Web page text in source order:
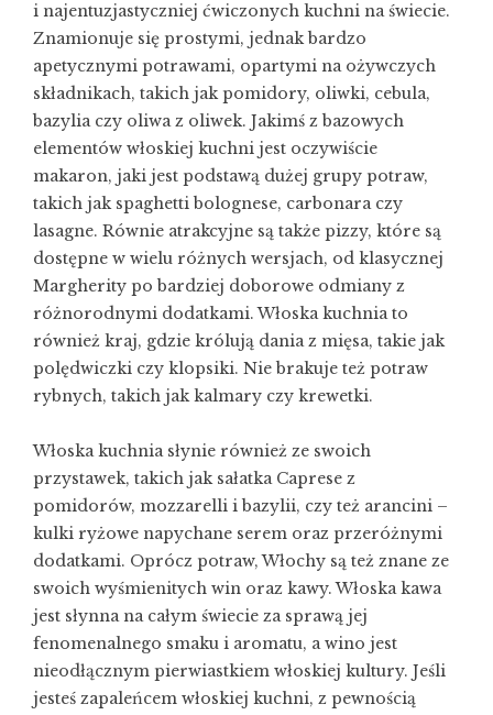
i najentuzjastyczniej ćwiczonych kuchni na świecie.
Znamionuje się prostymi, jednak bardzo
apetycznymi potrawami, opartymi na ożywczych
składnikach, takich jak pomidory, oliwki, cebula,
bazylia czy oliwa z oliwek. Jakimś z bazowych
elementów włoskiej kuchni jest oczywiście
makaron, jaki jest podstawą dużej grupy potraw,
takich jak spaghetti bolognese, carbonara czy
lasagne. Równie atrakcyjne są także pizzy, które są
dostępne w wielu różnych wersjach, od klasycznej
Margherity po bardziej doborowe odmiany z
różnorodnymi dodatkami. Włoska kuchnia to
również kraj, gdzie królują dania z mięsa, takie jak
polędwiczki czy klopsiki. Nie brakuje też potraw
rybnych, takich jak kalmary czy krewetki.
Włoska kuchnia słynie również ze swoich
przystawek, takich jak sałatka Caprese z
pomidorów, mozzarelli i bazylii, czy też arancini –
kulki ryżowe napychane serem oraz przeróżnymi
dodatkami. Oprócz potraw, Włochy są też znane ze
swoich wyśmienitych win oraz kawy. Włoska kawa
jest słynna na całym świecie za sprawą jej
fenomenalnego smaku i aromatu, a wino jest
nieodłącznym pierwiastkiem włoskiej kultury. Jeśli
jesteś zapaleńcem włoskiej kuchni, z pewnością